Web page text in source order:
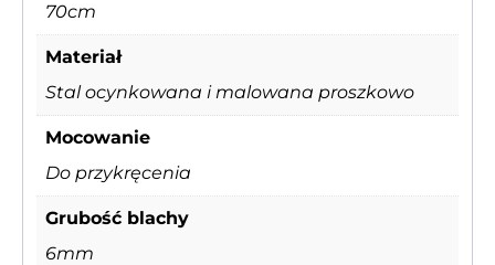
70cm
Materiał
Stal ocynkowana i malowana proszkowo
Mocowanie
Do przykręcenia
Grubość blachy
6mm